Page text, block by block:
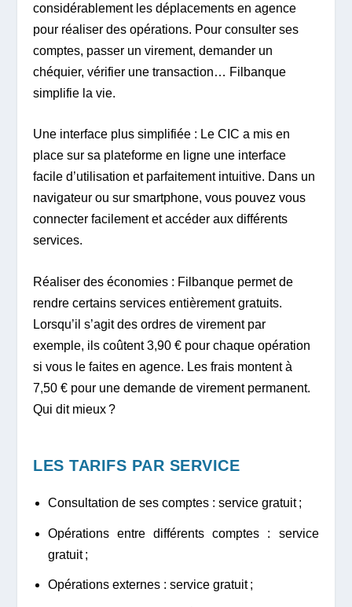
considérablement les déplacements en agence
pour réaliser des opérations. Pour consulter ses
comptes, passer un virement, demander un
chéquier, vérifier une transaction… Filbanque
simplifie la vie.
Une interface plus simplifiée : Le CIC a mis en
place sur sa plateforme en ligne une interface
facile d’utilisation et parfaitement intuitive. Dans un
navigateur ou sur smartphone, vous pouvez vous
connecter facilement et accéder aux différents
services.
Réaliser des économies : Filbanque permet de
rendre certains services entièrement gratuits.
Lorsqu’il s’agit des ordres de virement par
exemple, ils coûtent 3,90 € pour chaque opération
si vous le faites en agence. Les frais montent à
7,50 € pour une demande de virement permanent.
Qui dit mieux ?
LES TARIFS PAR SERVICE
Consultation de ses comptes : service gratuit ;
Opérations entre différents comptes : service
gratuit ;
Opérations externes : service gratuit ;